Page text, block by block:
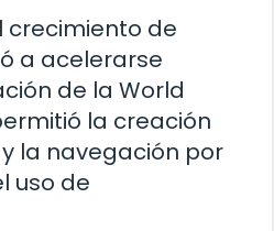
crecimiento de
a acelerarse
de la World
la creación
la navegación por
uso de